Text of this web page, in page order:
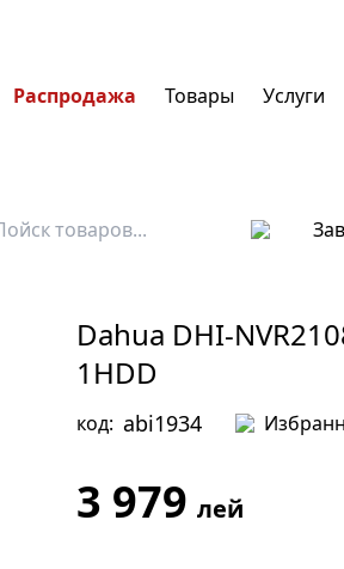
Распродажа Товары Услуги
Dahua DHI-
1HDD
код: abi1934
3 979 лей